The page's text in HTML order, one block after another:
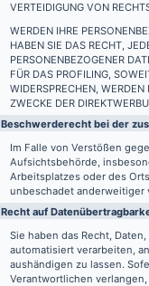
VERTEIDIGUNG VON
WERDEN IHRE
HABEN SIE DAS RECHT,
PERSONENBEZOGENER
FÜR DAS PROFILING,
WIDERSPRECHEN,
ZWECKE DER
Beschwerde­recht bei der
Im Falle von Verstößen
Aufsichtsbehörde,
Arbeitsplatzes oder des
unbeschadet
Recht auf
Sie haben das Recht,
automatisiert verarbeiten,
aushändigen zu lassen.
Verantwortlichen